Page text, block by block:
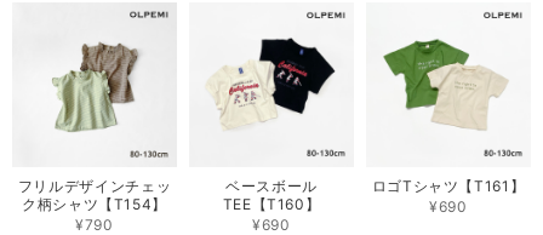
フリルデザインチェッ
ク柄シャツ【T154】
¥790
ベースボール
TEE【T160】
¥690
ロゴTシャツ【T161】
¥690